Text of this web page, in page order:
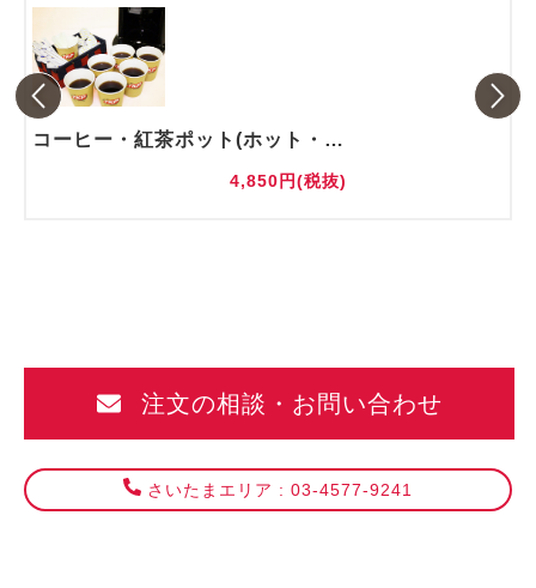
コーヒー・紅茶ポット(ホット・アイス)
4,850円(税抜)
注文の相談・お問い合わせ
さいたまエリア : 03-4577-9241